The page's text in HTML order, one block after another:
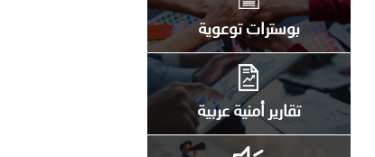
عن الأمن السياحي 2026.
بوسترات توعوية
تقارير أمنية عربية